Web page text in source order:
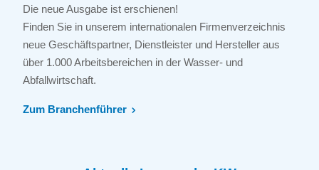
Die neue Ausgabe ist erschienen!
Finden Sie in unserem internationalen Firmenverzeichnis
neue Geschäftspartner, Dienstleister und Hersteller aus
über 1.000 Arbeitsbereichen in der Wasser- und
Abfallwirtschaft.
Zum Branchenführer